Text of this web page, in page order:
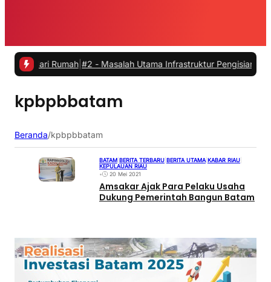
Rumah| #2 -Masalah Utama Infrastruktur Pengisian Daya
kpbpbbatam
Beranda/kpbpbbatam
BATAM BERITA TERBARU BERITA UTAMA KABAR RIAU
KEPULAUAN RIAU
•
20 Mei 2021
Amsakar Ajak Para Pelaku Usaha
Dukung Pemerintah Bangun Batam